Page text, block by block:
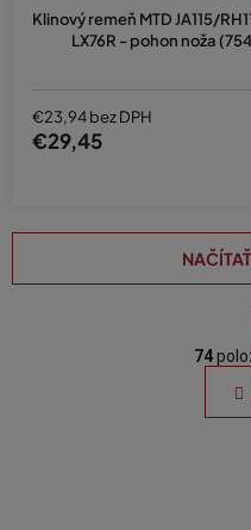
Klinový remeň MTD JA115/
LX76R - pohon noža
€23,94 bez DPH
€29,45
74